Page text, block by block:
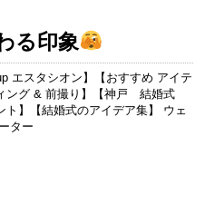
る印象
エスタシオン 】【 おすすめ アイテ
ング & 前撮り 】【神戸 結婚式
ト 】【結婚式のアイデア集】 ウェ
ター